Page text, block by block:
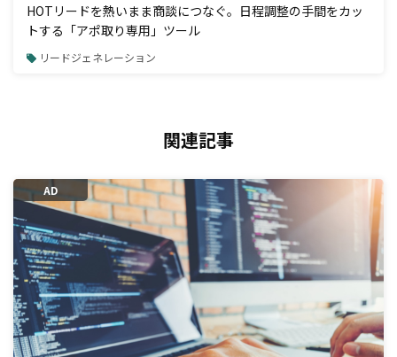
HOTリードを熱いまま商談につなぐ。日程調整の手間をカッ
トする「アポ取り専用」ツール
リードジェネレーション
関連記事
AD